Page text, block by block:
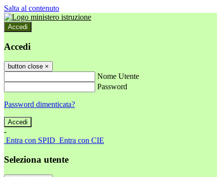
Salta al contenuto
Accedi
Accedi
button close ×
Nome Utente
Password
Password dimenticata?
-
Entra con SPID Entra con CIE
Seleziona utente